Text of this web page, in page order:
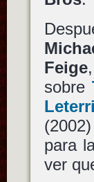
Feige
sobre
para
ver